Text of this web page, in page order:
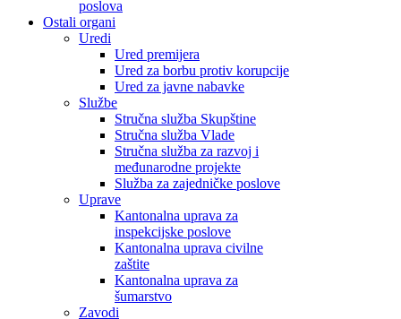
poslova
Ostali organi
Uredi
Ured premijera
Ured za borbu protiv korupcije
Ured za javne nabavke
Službe
Stručna služba Skupštine
Stručna služba Vlade
Stručna služba za razvoj i
međunarodne projekte
Služba za zajedničke poslove
Uprave
Kantonalna uprava za
inspekcijske poslove
Kantonalna uprava civilne
zaštite
Kantonalna uprava za
šumarstvo
Zavodi